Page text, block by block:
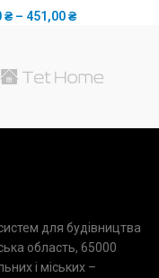
₴ – 451,00₴
для будівництва
область, 65000
і міських –